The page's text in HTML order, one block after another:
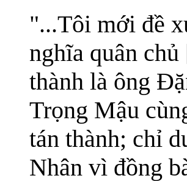
"...Tôi mới đề
nghĩa quân
thành là ông
Trọng Mậu
tán thành; chỉ
Nhân vì đồng